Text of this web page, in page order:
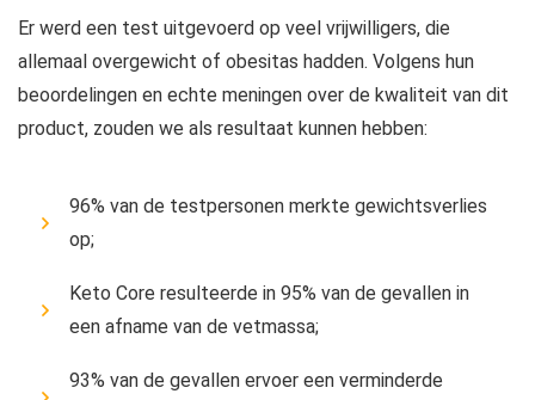
Er werd een test uitgevoerd op veel vrijwilligers, die
allemaal overgewicht of obesitas hadden. Volgens hun
beoordelingen en echte meningen over de kwaliteit van dit
product, zouden we als resultaat kunnen hebben:
96% van de testpersonen merkte gewichtsverlies
op;
Keto Core resulteerde in 95% van de gevallen in
een afname van de vetmassa;
93% van de gevallen ervoer een verminderde